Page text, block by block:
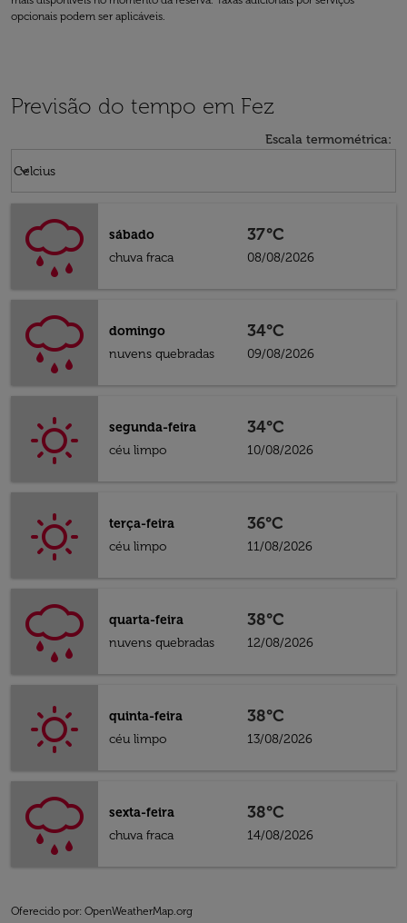
opcionais podem ser aplicáveis.
Previsão do tempo em Fez
Escala termométrica:
Celcius
keyboard_arrow_down
sábado
chuva fraca
37°C
08/08/2026
domingo
nuvens quebradas
34°C
09/08/2026
segunda-feira
céu limpo
34°C
10/08/2026
terça-feira
céu limpo
36°C
11/08/2026
quarta-feira
nuvens quebradas
38°C
12/08/2026
quinta-feira
céu limpo
38°C
13/08/2026
sexta-feira
chuva fraca
38°C
14/08/2026
Oferecido por: OpenWeatherMap.org